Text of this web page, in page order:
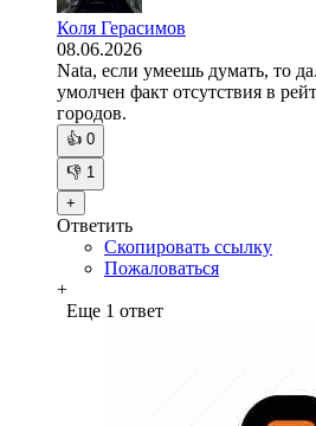
Коля Герасимов
08.06.2026
Nata, если умеешь думать, то
умолчен факт отсутствия в
городов.
👍 0
👎 1
+
Ответить
Скопировать ссылку
Пожаловаться
+
Еще 1 ответ